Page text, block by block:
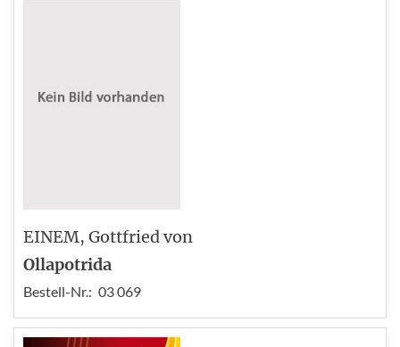
EINEM, Gottfried von
Ollapotrida
Bestell-Nr.: 03 069